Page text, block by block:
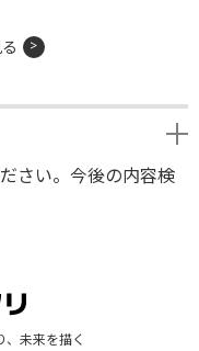
さい。今後の内容検
、未来を描く